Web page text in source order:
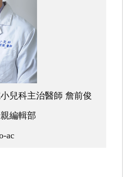
兒科主治醫師 詹前俊
編輯部
ac